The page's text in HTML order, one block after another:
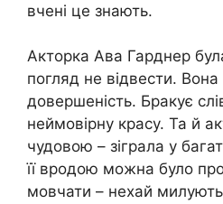
вчені це знають.
Акторка Ава Гарднер
погляд не відвести.
довершеність. Бракує
неймовірну красу. Та й
чудовою – зіграла у
її вродою можна було
мовчати – нехай